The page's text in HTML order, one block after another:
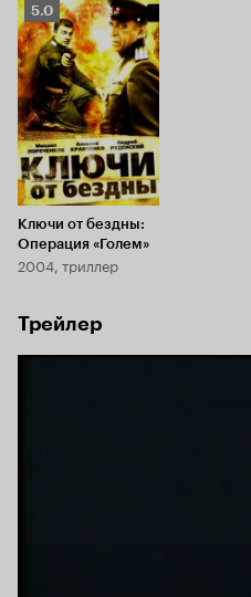
Рейтинг
Кинопоиска
5.0
5.0
Ключи от бездны:
Операция «Голем»
2004, триллер
Трейлер